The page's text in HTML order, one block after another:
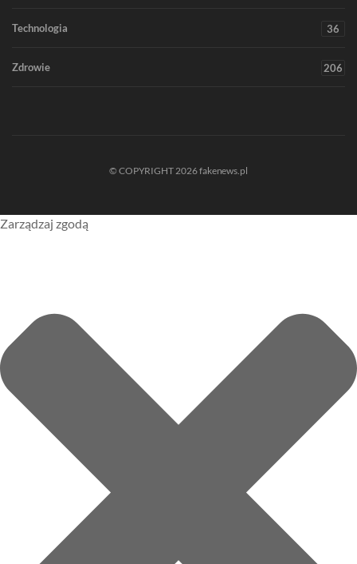
Technologia 36
Zdrowie 206
© COPYRIGHT 2026 fakenews.pl
Zarządzaj zgodą